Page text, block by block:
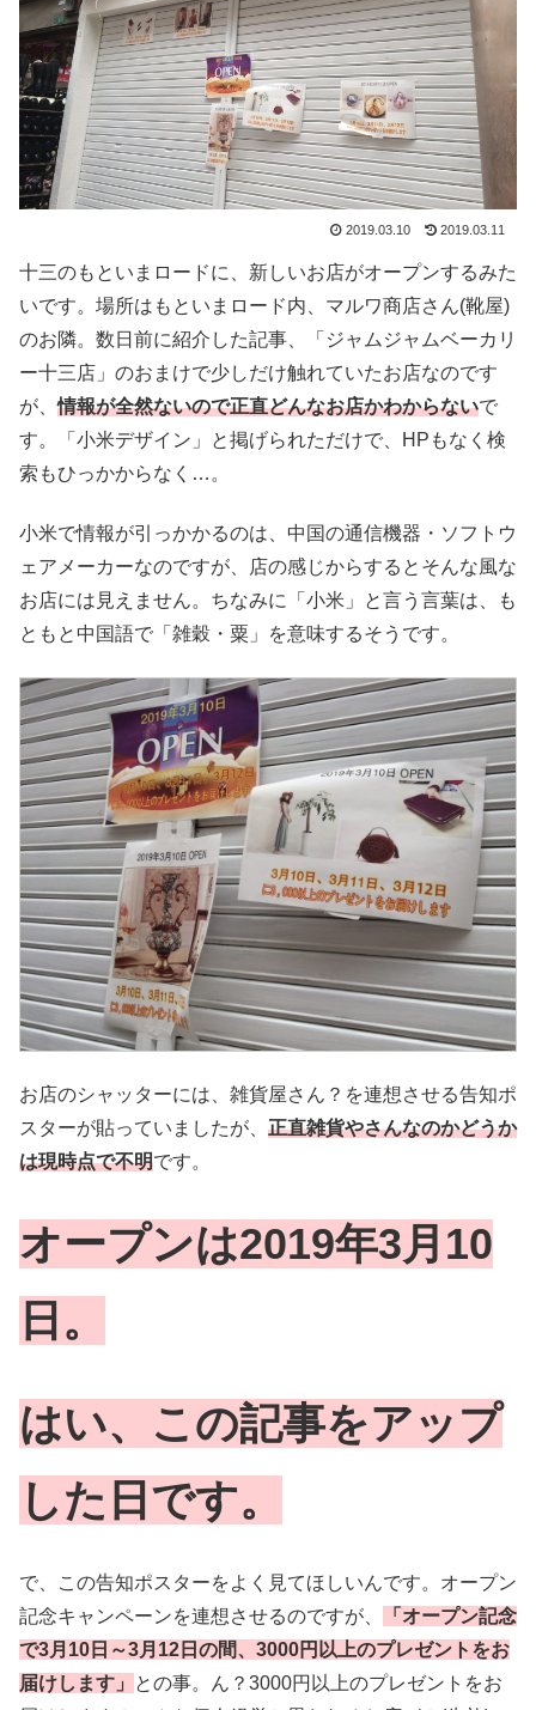
2019.03.10 2019.03.11
十三のもといまロードに、新しいお店がオープンするみた
いです。場所はもといまロード内、マルワ商店さん(靴屋)
のお隣。数日前に紹介した記事、「ジャムジャムベーカリ
ー十三店」のおまけで少しだけ触れていたお店なのです
が、情報が全然ないので正直どんなお店かわからないで
す。「小米デザイン」と掲げられただけで、HPもなく検
索もひっかからなく…。
小米で情報が引っかかるのは、中国の通信機器・ソフトウ
ェアメーカーなのですが、店の感じからするとそんな風な
お店には見えません。ちなみに「小米」と言う言葉は、も
ともと中国語で「雑穀・粟」を意味するそうです。
お店のシャッターには、雑貨屋さん？を連想させる告知ポ
スターが貼っていましたが、 正直雑貨やさんなのかどうか
は現時点で不明です。
オープンは2019年3月10
日。
はい、この記事をアップ
した日です。
で、この告知ポスターをよく見てほしいんです。オープン
記念キャンペーンを連想させるのですが、
「オープン記念
で3月10日～3月12日の間、3000円以上のプレゼントをお
届けします」
との事。ん？3000円以上のプレゼントをお